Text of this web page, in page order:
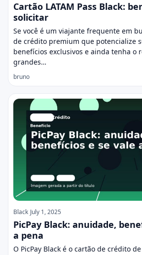
Cartão LATAM Pass Black:
solicitar
Se você é um viajante frequente em
de crédito premium que potencialize
benefícios exclusivos e ainda tenha o
grandes…
bruno
Black July 1, 2025
PicPay Black: anuidade,
a pena
O PicPay Black é o cartão de crédito